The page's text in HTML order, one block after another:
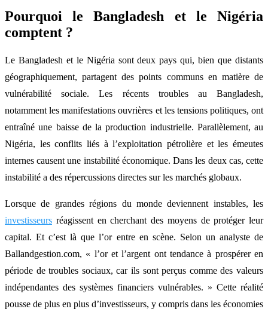
Pourquoi le Bangladesh et le Nigéria
comptent ?
Le Bangladesh et le Nigéria sont deux pays qui, bien que distants
géographiquement, partagent des points communs en matière de
vulnérabilité sociale. Les récents troubles au Bangladesh,
notamment les manifestations ouvrières et les tensions politiques, ont
entraîné une baisse de la production industrielle. Parallèlement, au
Nigéria, les conflits liés à l’exploitation pétrolière et les émeutes
internes causent une instabilité économique. Dans les deux cas, cette
instabilité a des répercussions directes sur les marchés globaux.
Lorsque de grandes régions du monde deviennent instables, les
investisseurs réagissent en cherchant des moyens de protéger leur
capital. Et c’est là que l’or entre en scène. Selon un analyste de
Ballandgestion.com, « l’or et l’argent ont tendance à prospérer en
période de troubles sociaux, car ils sont perçus comme des valeurs
indépendantes des systèmes financiers vulnérables. » Cette réalité
pousse de plus en plus d’investisseurs, y compris dans les économies